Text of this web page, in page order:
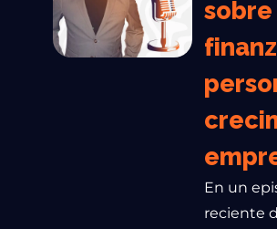
sobre
En un
reciente